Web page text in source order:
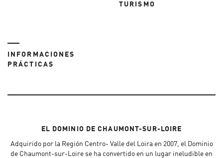
TURISMO
INFORMACIONES
PRÁCTICAS
EL DOMINIO DE CHAUMONT-SUR-LOIRE
Adquirido por la Región Centro- Valle del Loira en 2007, el Dominio
de Chaumont-sur-Loire se ha convertido en un lugar ineludible en